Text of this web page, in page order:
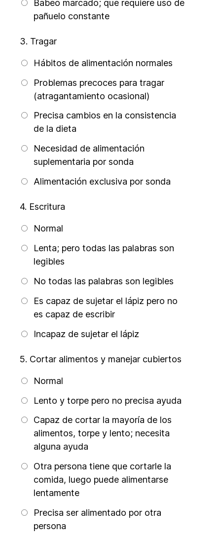
Babeo marcado; que requiere uso de
pañuelo constante
3. Tragar
Hábitos de alimentación normales
Problemas precoces para tragar
(atragantamiento ocasional)
Precisa cambios en la consistencia
de la dieta
Necesidad de alimentación
suplementaria por sonda
Alimentación exclusiva por sonda
4. Escritura
Normal
Lenta; pero todas las palabras son
legibles
No todas las palabras son legibles
Es capaz de sujetar el lápiz pero no
es capaz de escribir
Incapaz de sujetar el lápiz
5. Cortar alimentos y manejar cubiertos
Normal
Lento y torpe pero no precisa ayuda
Capaz de cortar la mayoría de los
alimentos, torpe y lento; necesita
alguna ayuda
Otra persona tiene que cortarle la
comida, luego puede alimentarse
lentamente
Precisa ser alimentado por otra
persona